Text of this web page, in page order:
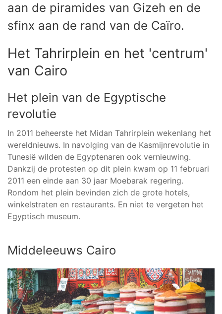
aan de piramides van Gizeh en de
sfinx aan de rand van de Caïro.
Het Tahrirplein en het 'centrum'
van Cairo
Het plein van de Egyptische
revolutie
In 2011 beheerste het Midan Tahrirplein wekenlang het
wereldnieuws. In navolging van de Kasmijnrevolutie in
Tunesië wilden de Egyptenaren ook vernieuwing.
Dankzij de protesten op dit plein kwam op 11 februari
2011 een einde aan 30 jaar Moebarak regering.
Rondom het plein bevinden zich de grote hotels,
winkelstraten en restaurants. En niet te vergeten het
Egyptisch museum.
Middeleeuws Cairo